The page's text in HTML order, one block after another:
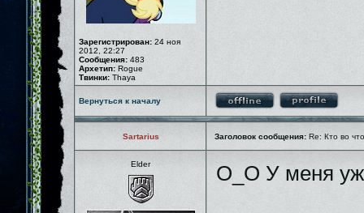
Зарегистрирован: 24 ноя
2012, 22:27
Сообщения: 483
Архетип: Rogue
Твинки: Thaya
Вернуться к началу
Sartarius Заголовок сообщения: Re: Кто во
Elder О_О У меня